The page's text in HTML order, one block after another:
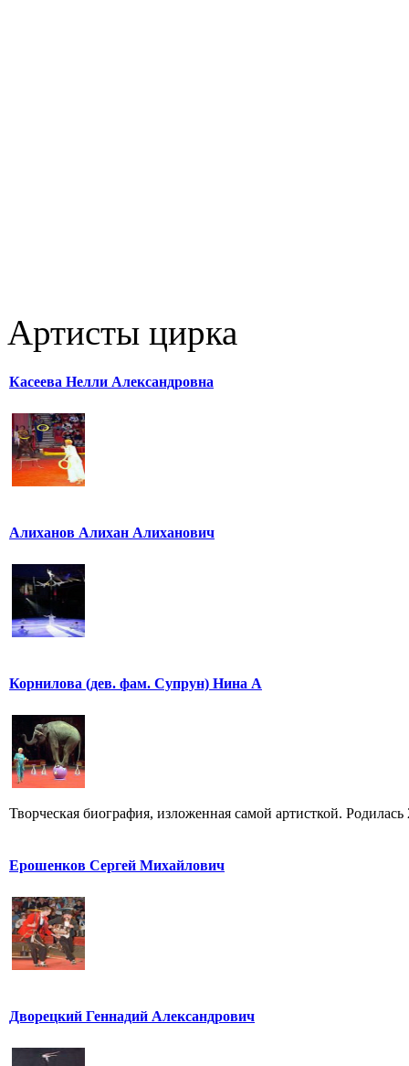
Артисты цирка
Касеева Нелли Александровна
Алиханов Алихан Алиханович
Корнилова (дев. фам. Супрун) Нина А
Творческая биография, изложенная самой артисткой.
Ерошенков Сергей Михайлович
Дворецкий Геннадий Александрович